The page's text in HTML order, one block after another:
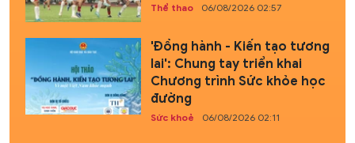
Thể thao 06/08/2026 02:57
'Đồng hành - Kiến tạo tương
lai': Chung tay triển khai
Chương trình Sức khỏe học
đường
Sức khoẻ 06/08/2026 02:11